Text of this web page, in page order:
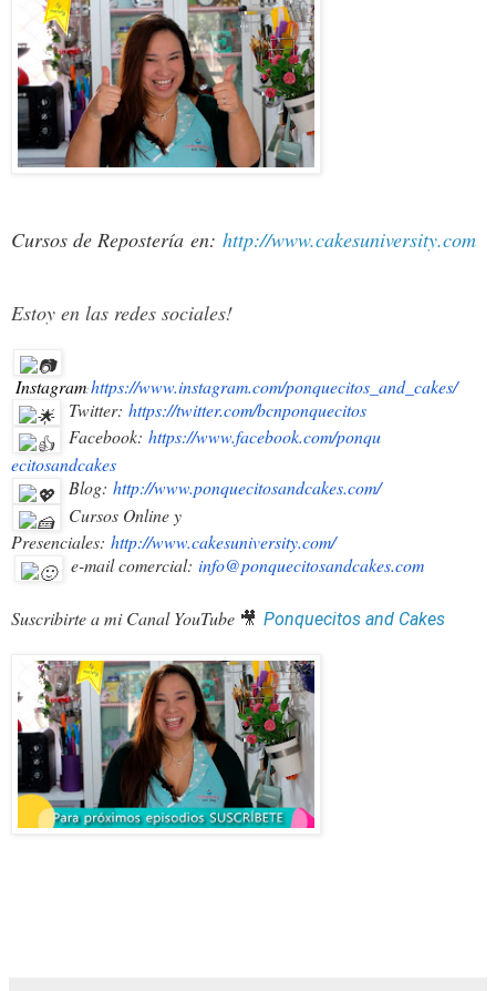
Cursos de Repostería en: http://www.cakesuniversity.com
Estoy en las redes sociales!
Instagram: https://www.instagram.com/ponquecitos_and_cakes/
Twitter: https://twitter.com/bcnponquecitos
Facebook: https://www.facebook.com/ponqu
ecitosandcakes
Blog: http://www.ponquecitosandcakes.com/
Cursos Online y
Presenciales: http://www.cakesuniversity.com/
e-mail comercial:info@ponquecitosandcakes.com
Suscribirte a mi Canal YouTube 🎥 Ponquecitos and Cakes